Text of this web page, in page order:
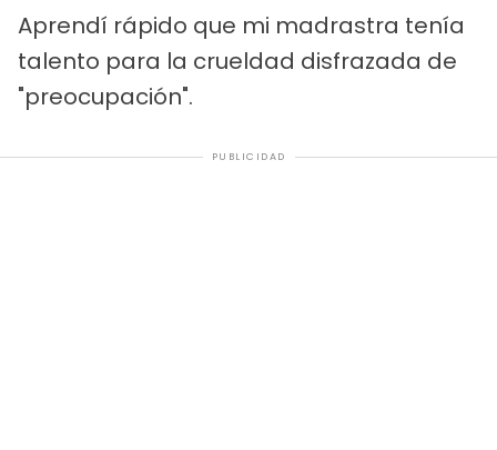
Aprendí rápido que mi madrastra tenía
talento para la crueldad disfrazada de
"preocupación".
PUBLICIDAD